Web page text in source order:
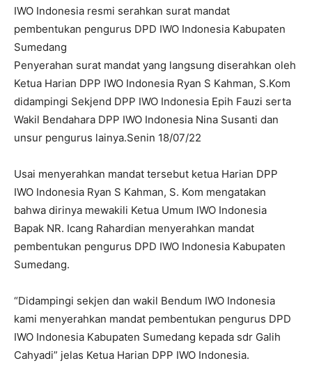
IWO Indonesia resmi serahkan surat mandat
pembentukan pengurus DPD IWO Indonesia Kabupaten
Sumedang
Penyerahan surat mandat yang langsung diserahkan oleh
Ketua Harian DPP IWO Indonesia Ryan S Kahman, S.Kom
didampingi Sekjend DPP IWO Indonesia Epih Fauzi serta
Wakil Bendahara DPP IWO Indonesia Nina Susanti dan
unsur pengurus lainya.Senin 18/07/22
Usai menyerahkan mandat tersebut ketua Harian DPP
IWO Indonesia Ryan S Kahman, S. Kom mengatakan
bahwa dirinya mewakili Ketua Umum IWO Indonesia
Bapak NR. Icang Rahardian menyerahkan mandat
pembentukan pengurus DPD IWO Indonesia Kabupaten
Sumedang.
“Didampingi sekjen dan wakil Bendum IWO Indonesia
kami menyerahkan mandat pembentukan pengurus DPD
IWO Indonesia Kabupaten Sumedang kepada sdr Galih
Cahyadi” jelas Ketua Harian DPP IWO Indonesia.